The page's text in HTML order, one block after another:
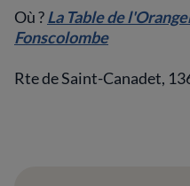
Où ?La Table de
Fonscolombe
Rte de Saint-Canadet,